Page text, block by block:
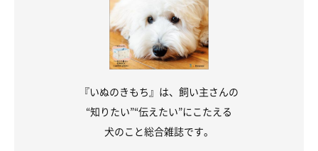
『いぬのきもち』は、飼い主さんの
“知りたい”“伝えたい”にこたえる
犬のこと総合雑誌です。